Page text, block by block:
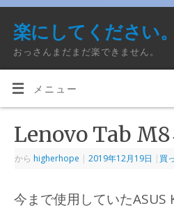
楽にしてください。
おっさんまだまだ楽できません。
メニュー
Lenovo Tab M8
から higherhope | 2019年12月19日 | 買
今まで使用していたASUS